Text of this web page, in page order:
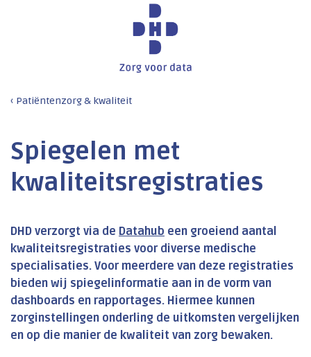
Patiëntenzorg & kwaliteit
Spiegelen met
kwaliteitsregistraties
DHD verzorgt via de Datahub een groeiend aantal
kwaliteitsregistraties voor diverse medische
specialisaties. Voor meerdere van deze registraties
bieden wij spiegelinformatie aan in de vorm van
dashboards en rapportages. Hiermee kunnen
zorginstellingen onderling de uitkomsten vergelijken
en op die manier de kwaliteit van zorg bewaken.